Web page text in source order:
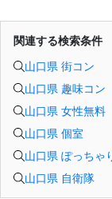
関連する検索条件
山口県 街コン
山口県 趣味コン
山口県 女性無料
山口県 個室
山口県 ぽっちゃ
山口県 自衛隊